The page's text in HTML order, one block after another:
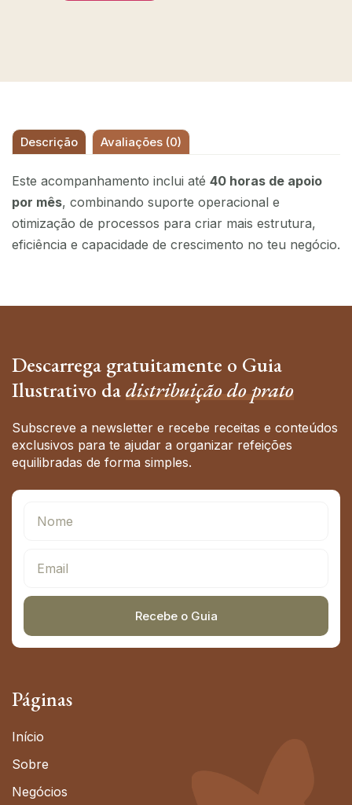
Descrição Avaliações (0)
Este acompanhamento inclui até 40 horas de apoio
por mês, combinando suporte operacional e
otimização de processos para criar mais estrutura,
eficiência e capacidade de crescimento no teu negócio.
Descarrega gratuitamente o Guia
Ilustrativo dadistribuição do prato
Subscreve a newsletter e recebe receitas e conteúdos
exclusivos para te ajudar a organizar refeições
equilibradas de forma simples.
Recebe o Guia
Alternative:
Páginas
Início
Sobre
Negócios